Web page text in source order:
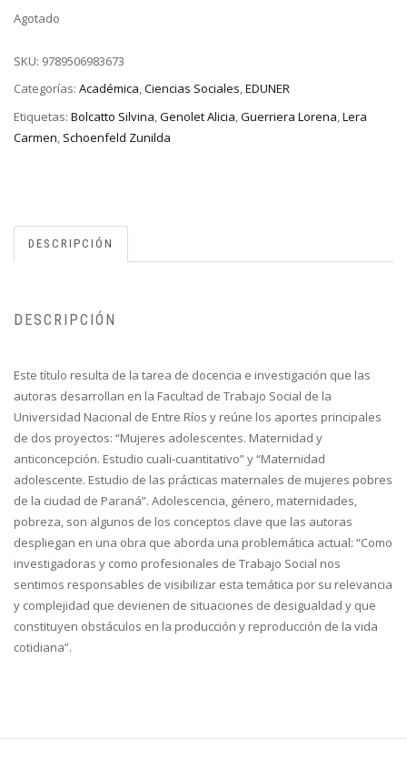
Agotado
SKU: 9789506983673
Categorías: Académica,Ciencias Sociales,EDUNER
Etiquetas: Bolcatto Silvina,Genolet Alicia,Guerriera Lorena,Lera
Carmen, Schoenfeld Zunilda
DESCRIPCIÓN
DESCRIPCIÓN
Este título resulta de la tarea de docencia e investigación que las
autoras desarrollan en la Facultad de Trabajo Social de la
Universidad Nacional de Entre Ríos y reúne los aportes principales
de dos proyectos: “Mujeres adolescentes. Maternidad y
anticoncepción. Estudio cuali-cuantitativo” y “Maternidad
adolescente. Estudio de las prácticas maternales de mujeres pobres
de la ciudad de Paraná”. Adolescencia, género, maternidades,
pobreza, son algunos de los conceptos clave que las autoras
despliegan en una obra que aborda una problemática actual: “Como
investigadoras y como profesionales de Trabajo Social nos
sentimos responsables de visibilizar esta temática por su relevancia
y complejidad que devienen de situaciones de desigualdad y que
constituyen obstáculos en la producción y reproducción de la vida
cotidiana”.